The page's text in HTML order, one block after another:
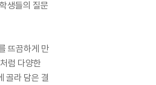
생들의 질문
뜨끔하게 만
럼 다양한
골라 담은 결